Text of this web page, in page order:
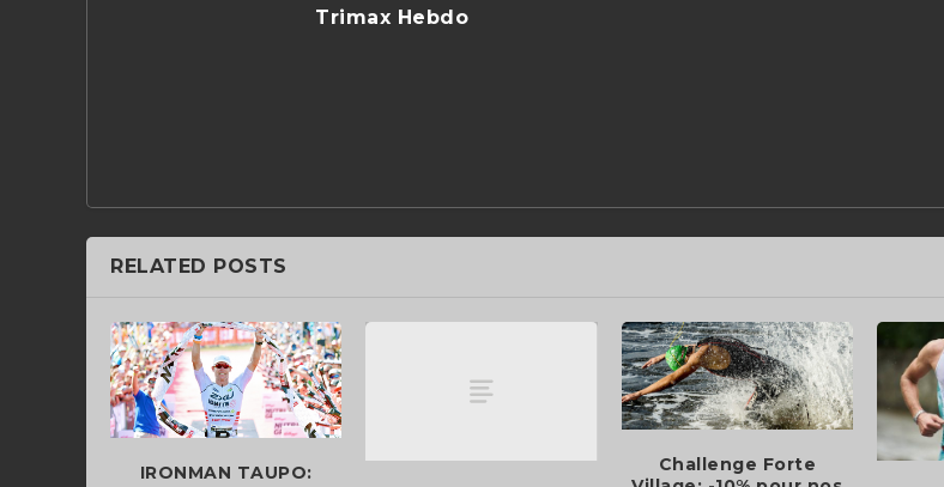
Trimax Hebdo
RELATED POSTS
IRONMAN TAUPO:
Challenge Forte